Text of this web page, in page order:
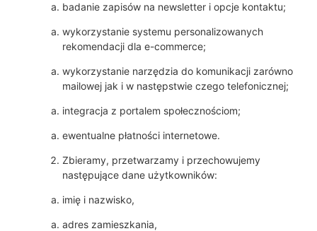
badanie zapisów na newsletter i opcje kontaktu;
wykorzystanie systemu personalizowanych
rekomendacji dla e-commerce;
wykorzystanie narzędzia do komunikacji zarówno
mailowej jak i w następstwie czego telefonicznej;
integracja z portalem społecznościom;
ewentualne płatności internetowe.
Zbieramy, przetwarzamy i przechowujemy
następujące dane użytkowników:
imię i nazwisko,
adres zamieszkania,